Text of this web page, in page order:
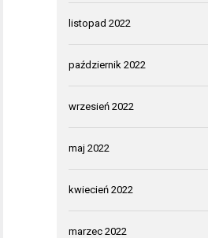
listopad 2022
październik 2022
wrzesień 2022
maj 2022
kwiecień 2022
marzec 2022